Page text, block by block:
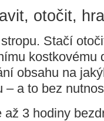
otočit,
Stačí
kostkovému
obsahu na
– a to bez
3 hodiny